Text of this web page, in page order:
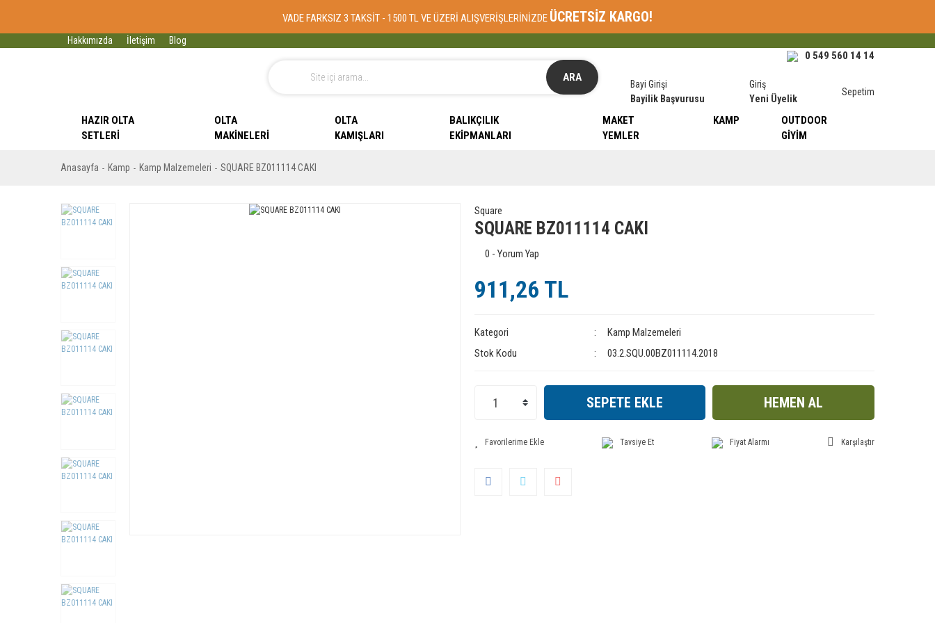
VADE FARKSIZ 3 TAKSİT - 1500 TL VE ÜZERİ ALIŞVERİŞLERİNİZDE ÜCRETSİZ KARGO!
Hakkımızda İletişim Blog
ARA
0 549 560 14 14
Bayi Girişi
Bayilik Başvurusu
Giriş
Yeni Üyelik
Sepetim
HAZIR OLTA
SETLERI
OLTA
MAKINELERI
OLTA
KAMIŞLARI
BALIKÇILIK
EKIPMANLARI
MAKET
YEMLER
KAMP
OUTDOOR
GIYIM
Anasayfa Kamp Kamp Malzemeleri SQUARE BZ011114 CAKI
Square
SQUARE BZ011114 CAKI
0 - Yorum Yap
911,26 TL
Kategori
Kamp Malzemeleri
Stok Kodu
03.2.SQU.00BZ011114.2018
SEPETE EKLE HEMEN AL
Tavsiye Et Fiyat Alarmı Karşılaştır